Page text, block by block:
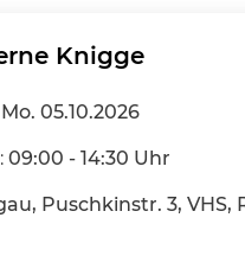
Knigge
Mo. 05.10.2026
09:00 - 14:30 Uhr
Puschkinstr. 3, VHS,